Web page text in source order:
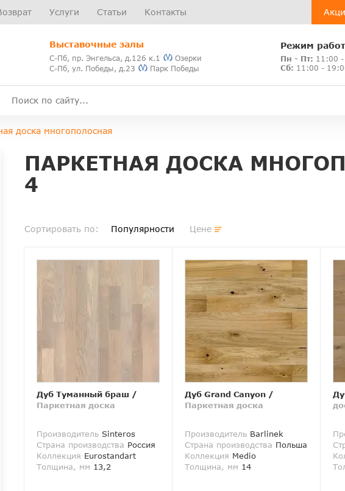
Услуги Статьи Контакты
Выставочные залы
С-Пб, пр. Энгельса, д.126 к.1
Озерки
С-Пб, ул. Победы, д.23
Парк Победы
Режим
Пн - Пт: 11:00
Сб: 11:00 -
доска многополосная
ПАРКЕТНАЯ ДОСКА
4
Сортировать по: Популярности Цене
Дуб Туманный браш /
Паркетная доска
Производитель Sinteros
Страна производства Россия
Коллекция Eurostandart
Толщина, мм 13,2
Дуб Grand Canyon/
Паркетная доска
ПроизводительBarlinek
Страна производства Польша
Коллекция Medio
Толщина, мм 14